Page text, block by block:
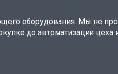
оборудования. Мы не
до автоматизации цеха